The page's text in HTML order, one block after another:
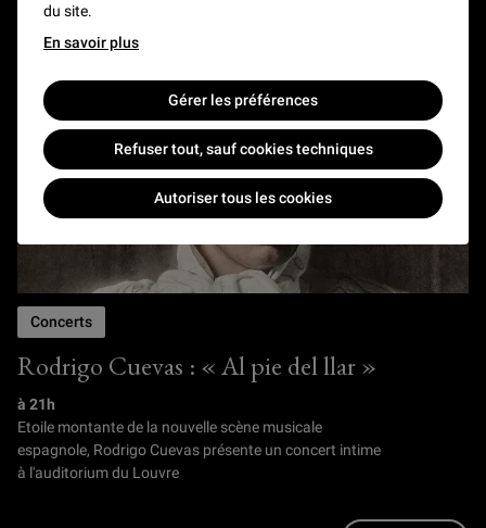
du site.
En savoir plus
Gérer les préférences
Refuser tout, sauf cookies techniques
Autoriser tous les cookies
12 DÉCEMBRE 2026
Rodrigo Cuevas : « Al pie del llar »
Concerts
à 21h
Etoile montante de la nouvelle scène musicale
espagnole, Rodrigo Cuevas présente un concert intime
à l'auditorium du Louvre